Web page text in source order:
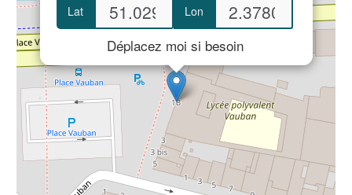
Lat Lon
Déplacez moi si besoin